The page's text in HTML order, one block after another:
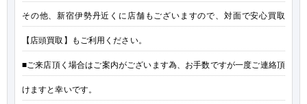
その他、新宿伊勢丹近くに店舗もございますので、対面で安心買取
【店頭買取】もご利用ください。
■ご来店頂く場合はご案内がございます為、お手数ですが一度ご連絡頂
けますと幸いです。